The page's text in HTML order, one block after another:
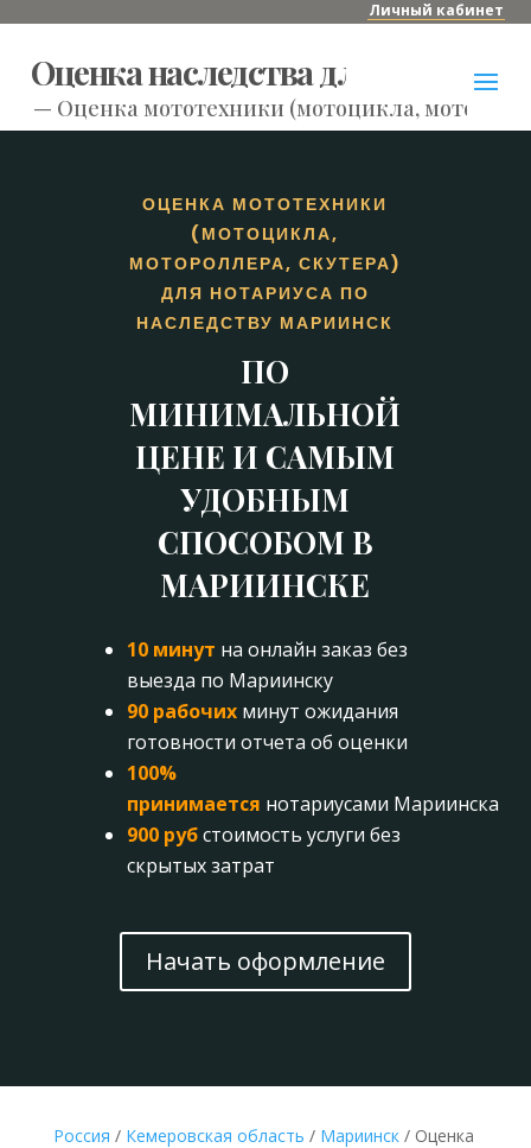
Личный кабинет
Оценка наследства для нотариуса
— Оценка мототехники (мотоцикла,
ОЦЕНКА МОТОТЕХНИКИ
(МОТОЦИКЛА,
МОТОРОЛЛЕРА, СКУТЕРА)
ДЛЯ НОТАРИУСА ПО
НАСЛЕДСТВУ МАРИИНСК
ПО
МИНИМАЛЬНОЙ
ЦЕНЕ И САМЫМ
УДОБНЫМ
СПОСОБОМ В
МАРИИНСКЕ
10 минут на онлайн заказ без
выезда по Мариинску
90 рабочихминут ожидания
готовности отчета об оценки
100%
принимается нотариусами Мариинска
900 рубстоимость услуги без
скрытых затрат
Начать оформление
Россия / Кемеровская область / Мариинск/ Оценка